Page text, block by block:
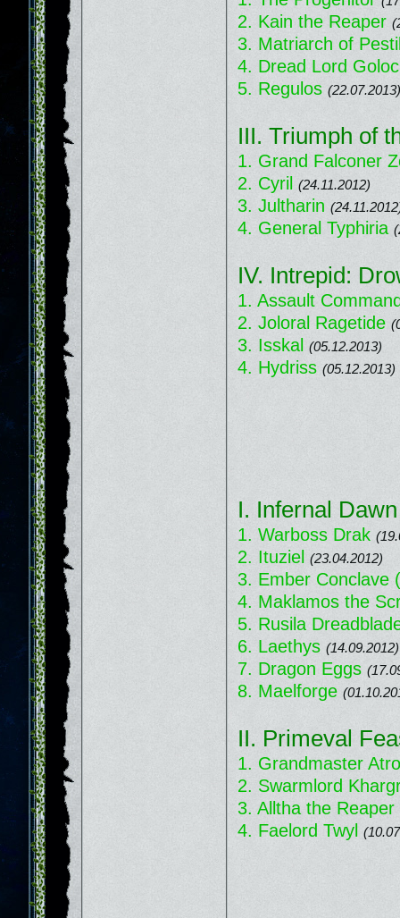
2. Kain the Reaper
3. Matriarch of
4. Dread Lord
5. Regulos (22.07.2013)
III. Triumph of
1. Grand Falconer
2. Cyril
(24.11.2012)
3. Jultharin
4. General Typhiria
IV. Intrepid:
1. Assault
2. Joloral Ragetide
3. Isskal (05.12.2013)
4. Hydriss (05.12.2013)
I. Infernal Dawn
1. Warboss Drak
2. Ituziel (23.04.2012)
3. Ember Conclave
4. Maklamos the
5. Rusila
6. Laethys (14.09.2012)
7. Dragon Eggs
8. Maelforge
II. Primeval
1. Grandmaster
2. Swarmlord
3. Alltha the Reaper
4. Faelord Twyl